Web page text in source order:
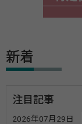
新着
注目記事
2026年07月29日